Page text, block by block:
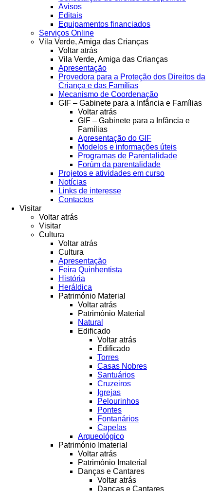
Avisos
Editais
Equipamentos financiados
Serviços Online
Vila Verde, Amiga das Crianças
Voltar atrás
Vila Verde, Amiga das Crianças
Apresentação
Provedora para a Proteção dos Direitos da
Criança e das Famílias
Mecanismo de Coordenação
GIF – Gabinete para a Infância e Famílias
Voltar atrás
GIF – Gabinete para a Infância e
Famílias
Apresentação do GIF
Modelos e informações úteis
Programas de Parentalidade
Forúm da parentalidade
Projetos e atividades em curso
Notícias
Links de interesse
Contactos
Visitar
Voltar atrás
Visitar
Cultura
Voltar atrás
Cultura
Apresentação
Feira Quinhentista
História
Heráldica
Património Material
Voltar atrás
Património Material
Natural
Edificado
Voltar atrás
Edificado
Torres
Casas Nobres
Santuários
Cruzeiros
Igrejas
Pelourinhos
Pontes
Fontanários
Capelas
Arqueológico
Património Imaterial
Voltar atrás
Património Imaterial
Danças e Cantares
Voltar atrás
Danças e Cantares